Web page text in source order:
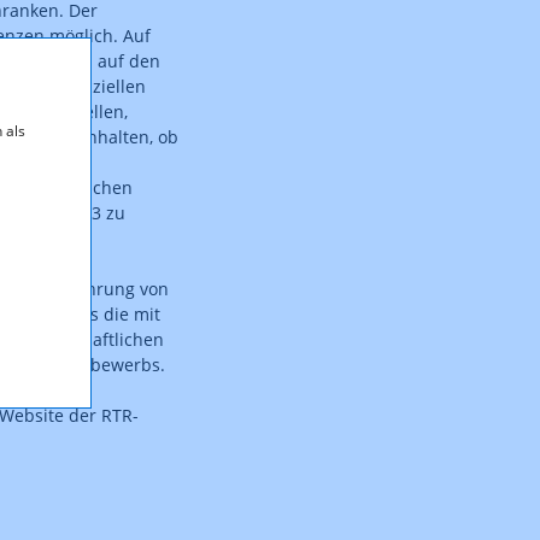
als
Der
möglich. Auf
auf den
potenziellen
offenhalten, ob
und
ursprünglichen
erst 2013 zu
der Einführung von
dass die mit
des Wettbewerbs.
der RTR-